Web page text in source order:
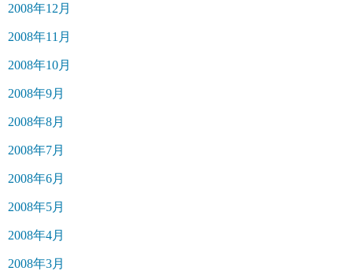
2008年12月
2008年11月
2008年10月
2008年9月
2008年8月
2008年7月
2008年6月
2008年5月
2008年4月
2008年3月